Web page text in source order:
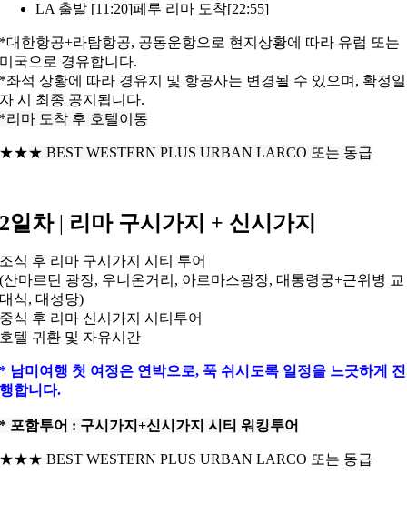
LA 출발 [11:20]페루 리마 도착[22:55]
*대한항공+라탐항공, 공동운항으로 현지상황에 따라 유럽 또는
미국으로 경유합니다.
*좌석 상황에 따라 경유지 및 항공사는 변경될 수 있으며, 확정일
자 시 최종 공지됩니다.
*리마 도착 후 호텔이동
★★★BEST WESTERN PLUS URBAN LARCO 또는 동급
2일차 | 리마 구시가지 + 신시가지
조식 후 리마 구시가지 시티 투어
(산마르틴 광장, 우니온거리, 아르마스광장, 대통령궁+근위병 교
대식, 대성당)
중식 후 리마 신시가지 시티투어
호텔 귀환 및 자유시간
* 남미여행 첫 여정은 연박으로, 푹 쉬시도록 일정을 느긋하게 진
행합니다.
* 포함투어 : 구시가지+신시가지 시티 워킹투어
★★★ BEST WESTERN PLUS URBAN LARCO 또는 동급